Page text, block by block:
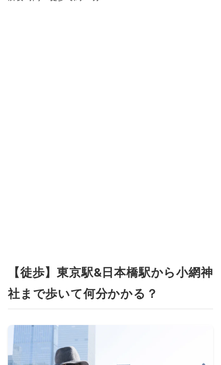
【徒歩】東京駅&日本橋駅から小網神
社まで歩いて何分かかる？